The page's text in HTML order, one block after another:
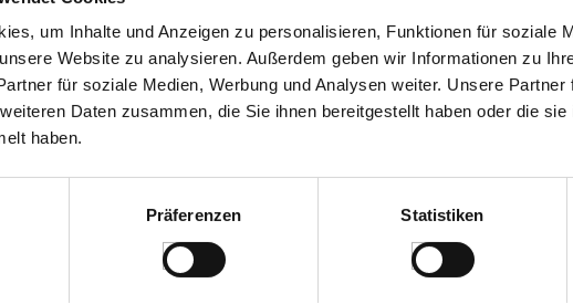
um Inhalte und Anzeigen zu personalisieren, Funktionen für soziale
Website zu analysieren. Außerdem geben wir Informationen zu
für soziale Medien, Werbung und Analysen weiter. Unsere Partner
Daten zusammen, die Sie ihnen bereitgestellt haben oder die
haben.
Präferenzen Statistiken
100 g
LEBENSMITTELKENNZEICHNUNGEN
Aceto Balsamico di Modena
g.g.A., FM 01, 500 ml
Art.Nr.:10042
€ 32,43
Violetter
Violette, 200 g
Art.Nr.:13064
€ 7,90